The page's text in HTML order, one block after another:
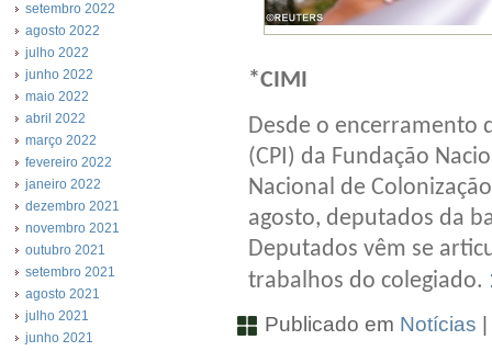
setembro 2022
agosto 2022
julho 2022
junho 2022
maio 2022
abril 2022
março 2022
fevereiro 2022
janeiro 2022
dezembro 2021
novembro 2021
outubro 2021
setembro 2021
agosto 2021
julho 2021
junho 2021
*CIMI
Desde o encerramento
(CPI) da Fundação
Nacional de
agosto, deputados da
Deputados vêm se
trabalhos do colegiado.
Publicado em Notícias |